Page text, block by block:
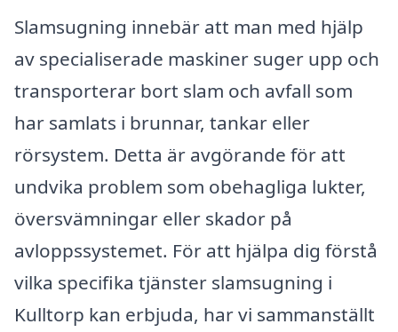
Slamsugning innebär att man med hjälp
av specialiserade maskiner suger upp och
transporterar bort slam och avfall som
har samlats i brunnar, tankar eller
rörsystem. Detta är avgörande för att
undvika problem som obehagliga lukter,
översvämningar eller skador på
avloppssystemet. För att hjälpa dig förstå
vilka specifika tjänster slamsugning i
Kulltorp kan erbjuda, har vi sammanställt